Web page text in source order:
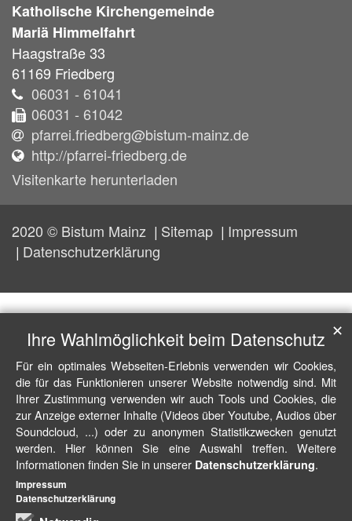
Katholische Kirchengemeinde
Mariä Himmelfahrt
Haagstraße 33
61169 Friedberg
06031 - 61041
06031 - 61042
pfarrei.friedberg@bistum-mainz.de
http://pfarrei-friedberg.de
Visitenkarte herunterladen
2020 © Bistum Mainz Sitemap
Impressum
Datenschutzerklärung
Ihre Wahlmöglichkeit beim Datenschutz
Für ein optimales Webseiten-Erlebnis verwenden wir Cookies,
die für das Funktionieren unserer Website notwendig sind. Mit
Ihrer Zustimmung verwenden wir auch Tools und Cookies, die
zur Anzeige externer Inhalte (Videos über Youtube, Audios über
Soundcloud, ...) oder zu anonymen Statistikzwecken genutzt
werden. Hier können Sie eine Auswahl treffen. Weitere
Informationen finden Sie in unserer Datenschutzerklärung.
✕
Impressum
Datenschutzerklärung